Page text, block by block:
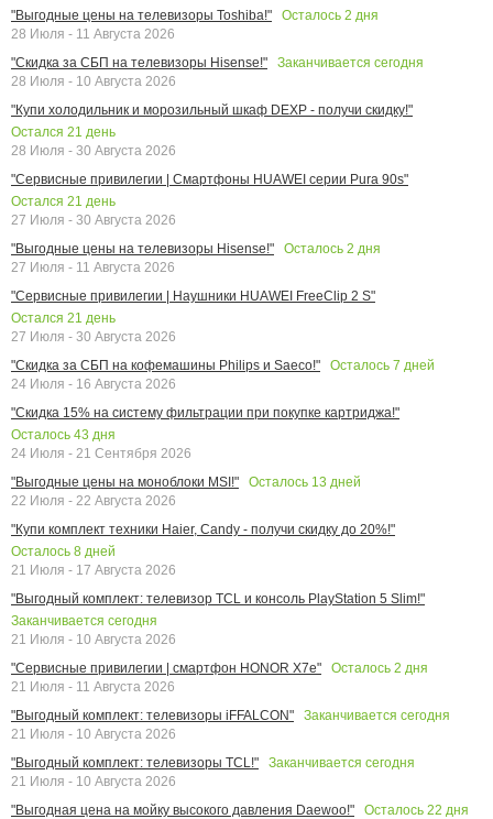
"Выгодные цены на телевизоры Toshiba!"
Осталось 2 дня
28 Июля - 11 Августа 2026
"Скидка за СБП на телевизоры Hisense!"
Заканчивается сегодня
28 Июля - 10 Августа 2026
"Купи холодильник и морозильный шкаф DEXP - получи скидку!"
Остался 21 день
28 Июля - 30 Августа 2026
"Сервисные привилегии | Смартфоны HUAWEI серии Pura 90s"
Остался 21 день
27 Июля - 30 Августа 2026
"Выгодные цены на телевизоры Hisense!"
Осталось 2 дня
27 Июля - 11 Августа 2026
"Сервисные привилегии | Наушники HUAWEI FreeClip 2 S"
Остался 21 день
27 Июля - 30 Августа 2026
"Скидка за СБП на кофемашины Philips и Saeco!"
Осталось 7 дней
24 Июля - 16 Августа 2026
"Скидка 15% на систему фильтрации при покупке картриджа!"
Осталось 43 дня
24 Июля - 21 Сентября 2026
"Выгодные цены на моноблоки MSI!"
Осталось 13 дней
22 Июля - 22 Августа 2026
"Купи комплект техники Haier, Candy - получи скидку до 20%!"
Осталось 8 дней
21 Июля - 17 Августа 2026
"Выгодный комплект: телевизор TCL и консоль PlayStation 5 Slim!"
Заканчивается сегодня
21 Июля - 10 Августа 2026
"Сервисные привилегии | смартфон HONOR X7e"
Осталось 2 дня
21 Июля - 11 Августа 2026
"Выгодный комплект: телевизоры iFFALCON"
Заканчивается сегодня
21 Июля - 10 Августа 2026
"Выгодный комплект: телевизоры TCL!"
Заканчивается сегодня
21 Июля - 10 Августа 2026
"Выгодная цена на мойку высокого давления Daewoo!"
Осталось 22 дня